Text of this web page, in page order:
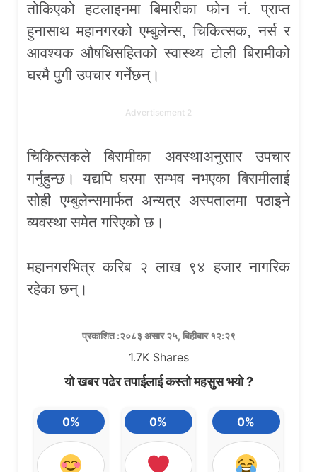
तोकिएको हटलाइनमा बिमारीका फोन नं. प्राप्त
हुनासाथ महानगरको एम्बुलेन्स, चिकित्सक, नर्स र
आवश्यक औषधिसहितको स्वास्थ्य टोली बिरामीको
घरमै पुगी उपचार गर्नेछन्।
Advertisement 2
चिकित्सकले बिरामीका अवस्थाअनुसार उपचार
गर्नुहुन्छ। यद्यपि घरमा सम्भव नभएका बिरामीलाई
सोही एम्बुलेन्समार्फत अन्यत्र अस्पतालमा पठाइने
व्यवस्था समेत गरिएको छ।
महानगरभित्र करिब २ लाख ९४ हजार नागरिक
रहेका छन्।
प्रकाशित :२०८३ असार २५, बिहीबार १२:२९
1.7K Shares
यो खबर पढेर तपाईलाई कस्तो महसुस भयो ?
0% 0% 0%